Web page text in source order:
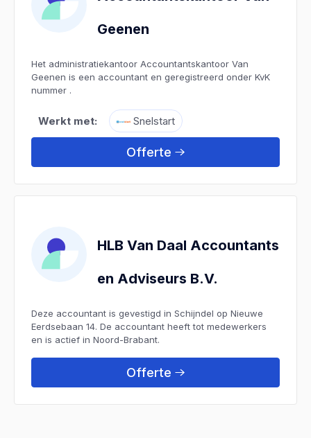
Geenen
Het administratiekantoor Accountantskantoor Van
Geenen is een accountant en geregistreerd onder KvK
nummer .
Werkt met: Snelstart
Offerte
HLB Van Daal Accountants
en Adviseurs B.V.
Deze accountant is gevestigd in Schijndel op Nieuwe
Eerdsebaan 14. De accountant heeft tot medewerkers
en is actief in Noord-Brabant.
Offerte